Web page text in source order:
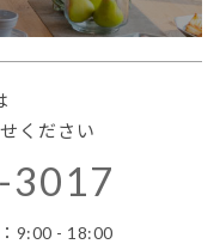
ください
3017
9:00 - 18:00